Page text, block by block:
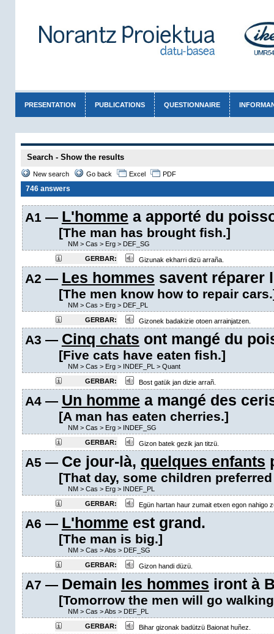
PRESENTATION PUBLICATIONS QUESTIONNAIRE
Search - Show the results
New search Go back Excel PDF
746 answers
A1 — L'homme a apporté du
[The man has brought fish.]
NM> Cas > Erg> DEF_SG
GERBAR:
Gizunak ekharri dizü arraña.
A2 — Les hommes savent réparer
[The men know how to repair
NM> Cas > Erg> DEF_PL
GERBAR:
Gizonek badakizie otoen arrainjatzen.
A3 — Cinq chats ont mangé du
[Five cats have eaten fish.]
NM> Cas > Erg> INDEF_PL > Quant
GERBAR:
Bost gatük jan dizie arrañ.
A4 — Un homme a mangé des
[A man has eaten cherries.]
NM> Cas > Erg> INDEF_SG
GERBAR:
Gizon batek gezik jan titzü.
A5 — Ce jour-là, quelques enfants
[That day, some children
NM> Cas > Erg> INDEF_PL
GERBAR:
Egün hartan haur zumait etxen egon nahigo
A6 — L'homme est grand.
[The man is big.]
NM> Cas >Abs > DEF_SG
GERBAR:
Gizon handi düzü.
A7 — Demain les hommes iront à
[Tomorrow the men will go
NM> Cas >Abs > DEF_PL
GERBAR:
Bihar gizonak badützü Baionat huñez.